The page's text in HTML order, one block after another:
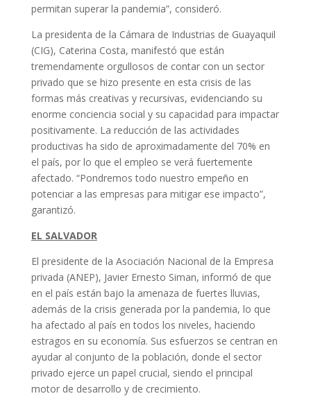
permitan superar la pandemia”, consideró.
La presidenta de la Cámara de Industrias de Guayaquil
(CIG), Caterina Costa, manifestó que están
tremendamente orgullosos de contar con un sector
privado que se hizo presente en esta crisis de las
formas más creativas y recursivas, evidenciando su
enorme conciencia social y su capacidad para impactar
positivamente. La reducción de las actividades
productivas ha sido de aproximadamente del 70% en
el país, por lo que el empleo se verá fuertemente
afectado. “Pondremos todo nuestro empeño en
potenciar a las empresas para mitigar ese impacto”,
garantizó.
EL SALVADOR
El presidente de la Asociación Nacional de la Empresa
privada (ANEP), Javier Ernesto Siman, informó de que
en el país están bajo la amenaza de fuertes lluvias,
además de la crisis generada por la pandemia, lo que
ha afectado al país en todos los niveles, haciendo
estragos en su economía. Sus esfuerzos se centran en
ayudar al conjunto de la población, donde el sector
privado ejerce un papel crucial, siendo el principal
motor de desarrollo y de crecimiento.